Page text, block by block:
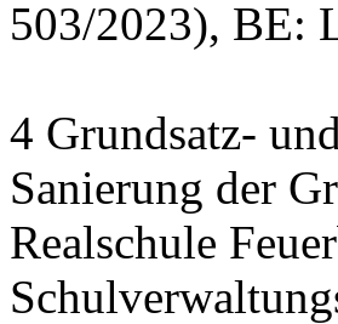
503/2023), BE:
4 Grundsatz-
Sanierung der
Realschule